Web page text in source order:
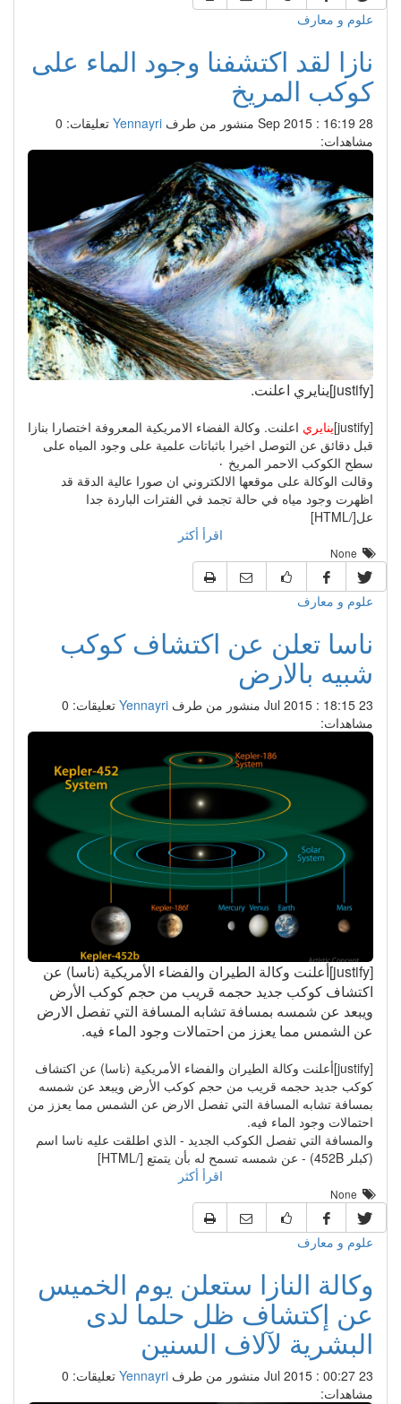
علوم و معارف
نازا لقد اكتشفنا وجود الماء على
كوكب المريخ
منشور من طرفYennayri تعليقات: 0
مشاهدات:
ينايري اعلنت. وكالة الفضاء الامريكية المعروفة اختصارا بنازا
قبل دقائق عن التوصل اخيرا باثباتات علمية على وجود المياه على
سطح الكوكب الاحمر المريخ ٠
وقالت الوكالة على موقعها الالكتروني ان صورا عالية الدقة قد
اظهرت وجود مياه في حالة تجمد في الفترات الباردة جدا
عل[/HTML]
اقرأ أكثر
None
علوم و معارف
ناسا تعلن عن اكتشاف كوكب
شبيه بالارض
منشور من طرفYennayri تعليقات: 0
مشاهدات:
[justify]أعلنت وكالة الطيران والفضاء الأمريكية (ناسا) عن
اكتشاف كوكب جديد حجمه قريب من حجم كوكب الأرض
ويبعد عن شمسه بمسافة تشابه المسافة التي تفصل الارض
عن الشمس مما يعزز من احتمالات وجود الماء فيه.
[justify]أعلنت وكالة الطيران والفضاء الأمريكية (ناسا) عن اكتشاف
كوكب جديد حجمه قريب من حجم كوكب الأرض ويبعد عن شمسه
بمسافة تشابه المسافة التي تفصل الارض عن الشمس مما يعزز من
احتمالات وجود الماء فيه.
والمسافة التي تفصل الكوكب الجديد - الذي اطلقت عليه ناسا اسم
(كبلر 452B) - عن شمسه تسمح له بأن يتمتع [/HTML]
اقرأ أكثر
None
علوم و معارف
وكالة النازا ستعلن يوم الخميس
عن إكتشاف ظل حلما لدى
البشرية لآلاف السنين
منشور من طرفYennayri تعليقات: 0
مشاهدات: